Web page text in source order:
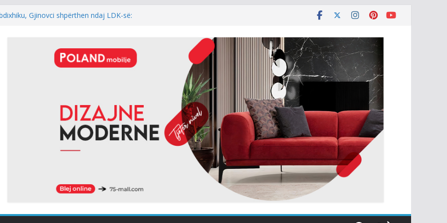
Gjinovci shpërthen ndaj LDK-së:
Kur rezultati zgjedhor është
i kryeparlamentarit për LDK’në papritmas
me armatosjen e Serbisë, e quan